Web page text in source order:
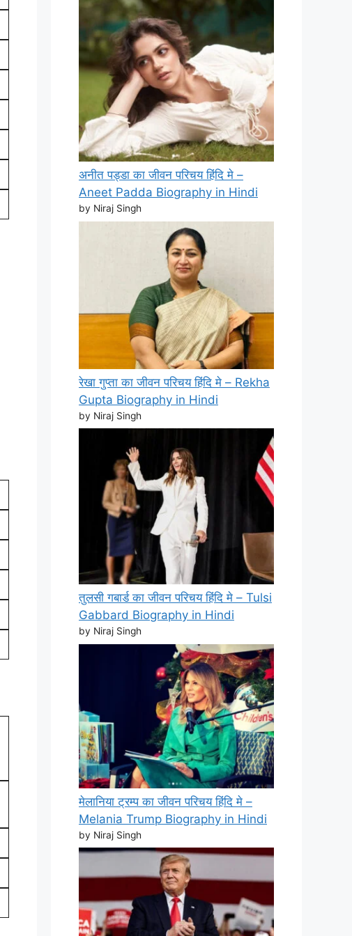
अनीत पड्डा का जीवन परिचय हिंदि मे –
Aneet Padda Biography in Hindi
by Niraj Singh
रेखा गुप्ता का जीवन परिचय हिंदि मे – Rekha
Gupta Biography in Hindi
by Niraj Singh
तुलसी गबार्ड का जीवन परिचय हिंदि मे – Tulsi
Gabbard Biography in Hindi
by Niraj Singh
मेलानिया ट्रम्प का जीवन परिचय हिंदि मे –
Melania Trump Biography in Hindi
by Niraj Singh